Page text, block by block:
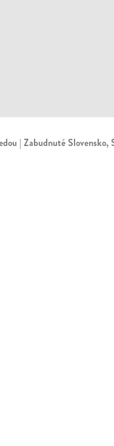
| Zabudnuté Slovensko,